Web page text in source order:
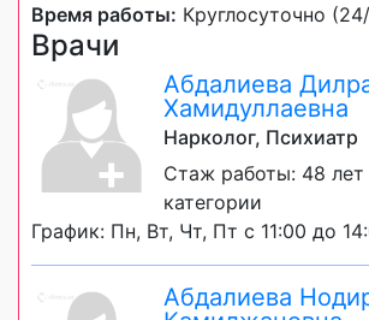
Время работы: Круглосуточно
Врачи
Абдалиева
Хамидуллаевна
Нарколог, Психиатр
Стаж работы: 48
категории
График: Пн, Вт, Чт, Пт с 11:00 до
Абдалиева